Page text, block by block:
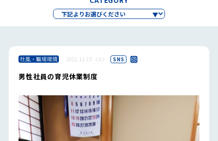
社風・職場環境 2022.11.15（火） SNS
男性社員の育児休業制度